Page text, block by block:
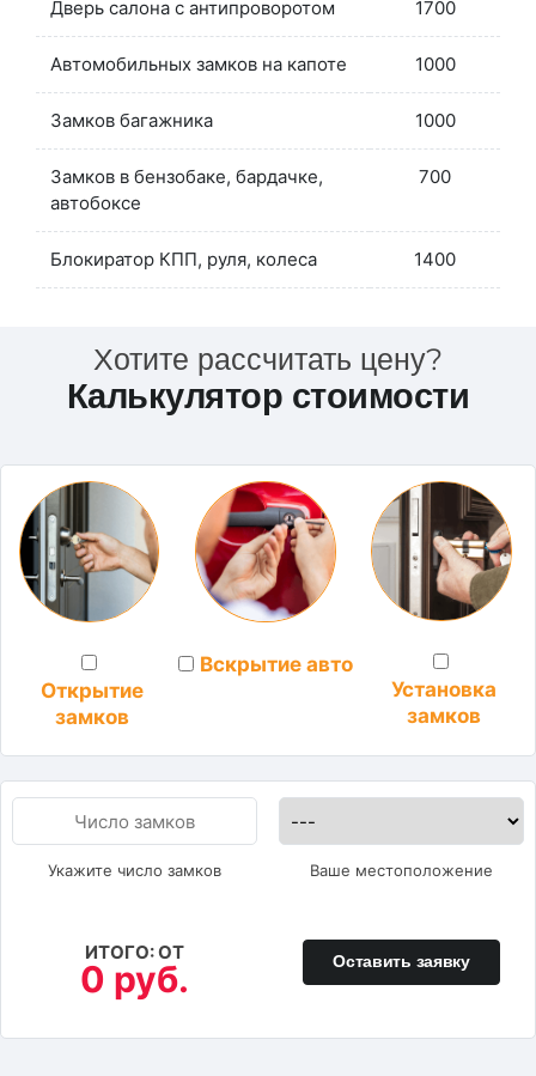
Дверь салона с антипроворотом 1700
Автомобильных замков на капоте 1000
Замков багажника 1000
Замков в бензобаке, бардачке,
автобоксе
700
Блокиратор КПП, руля, колеса 1400
Хотите рассчитать цену?
Калькулятор стоимости
Открытие
замков
Вскрытие авто
Установка
замков
Укажите число замков Ваше местоположение
ИТОГО: ОТ
0 руб. Оставить заявку